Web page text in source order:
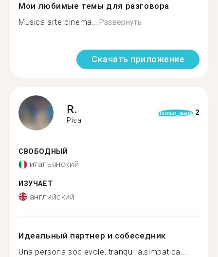
Мои любимые темы для разговора
Musica arte cinema... Развернуть
Скачать приложение
R.
Pisa
format_quote 2
СВОБОДНЫЙ
итальянский
ИЗУЧАЕТ
английский
Идеальный партнер и собеседник
Una persona socievole, tranquilla,simpatica...